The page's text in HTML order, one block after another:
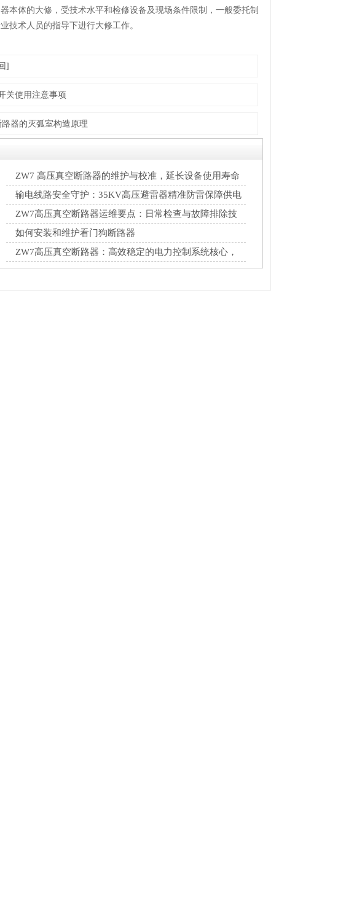
本体的大修，受技术水平和检修设备及现场条件限制，一般委托制
技术人员的指导下进行大修工作。
]
关使用注意事项
器的灭弧室构造原理
ZW7 高压真空断路器的维护与校准，延长设备使用寿命
输电线路安全守护：35KV高压避雷器精准防雷保障供电
不中断
ZW7高压真空断路器运维要点：日常检查与故障排除技
如何安装和维护看门狗断路器
ZW7高压真空断路器：高效稳定的电力控制系统核心，
保障电网安全